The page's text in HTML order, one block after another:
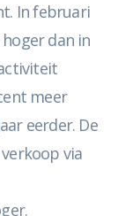
In februari
dan in
meer
eerder. De
via